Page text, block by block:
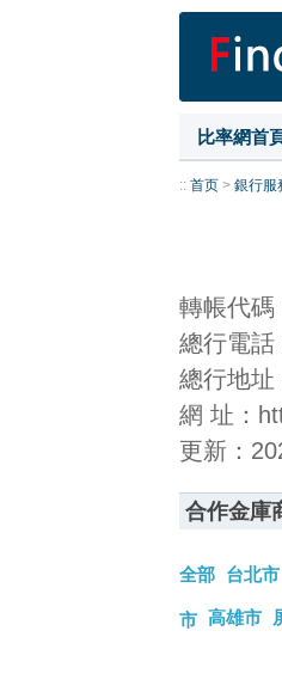
比率網首
:: 首页> 銀行服
轉帳代碼
總行電話
總行地址
網 址：
更新：
合作金庫
全部 台北市
市 高雄市